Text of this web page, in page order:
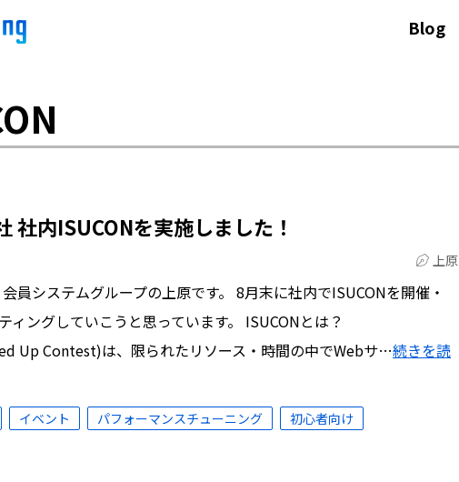
Blog
社内ISUCONを実施しました！
上原
員システムグループの上原です。 8月末に社内でISUCONを開催・
ィングしていこうと思っています。 ISUCONとは？
Up Contest)は、限られたリソース・時間の中でWebサ…続きを読
イベント パフォーマンスチューニング
初心者向け